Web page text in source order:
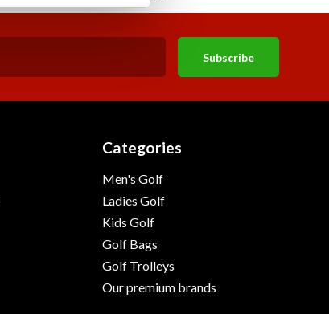
Subscribe
Categories
Men's Golf
Ladies Golf
Kids Golf
Golf Bags
Golf Trolleys
Our premium brands